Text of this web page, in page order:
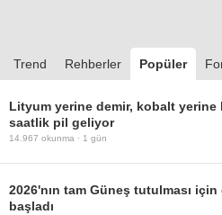
Trend Rehberler Popüler
Lityum yerine demir, kobalt yerine
saatlik pil geliyor
14.967 okunma · 1 gün
2026'nın tam Güneş tutulması için
başladı